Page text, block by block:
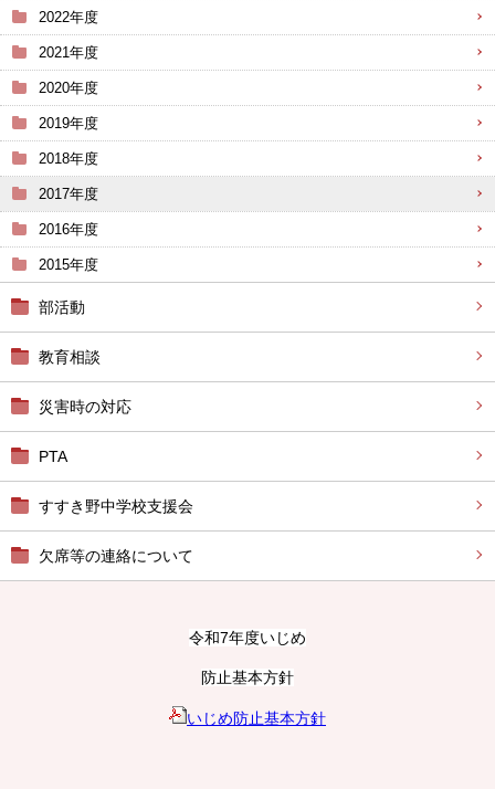
2022年度
2021年度
2020年度
2019年度
2018年度
2017年度
2016年度
2015年度
部活動
教育相談
災害時の対応
PTA
すすき野中学校支援会
欠席等の連絡について
令和7年度いじめ
防止基本方針
いじめ防止基本方針